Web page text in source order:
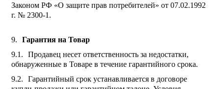
Законом РФ «О защите прав потребителей» от 07.02.1992
г. № 2300-1.
Гарантия на Товар
Продавец несет ответственность за недостатки,
обнаруженные в Товаре в течение гарантийного срока.
Гарантийный срок устанавливается в договоре